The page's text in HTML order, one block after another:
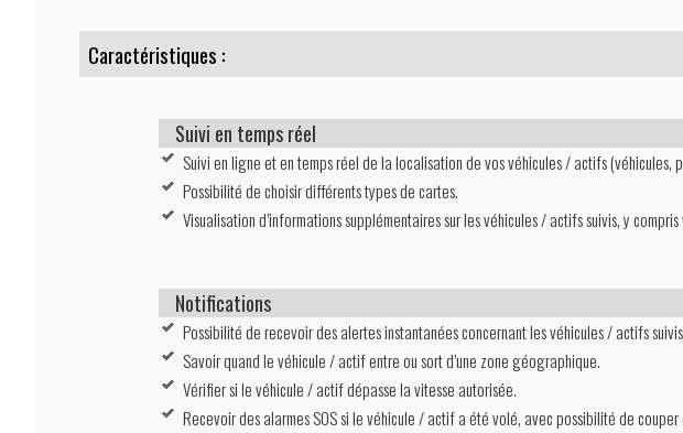
Caractéristiques :
Suivi en temps réel
Suivi en ligne et en temps réel de la localisation de vos véhicules / actifs (véhicules,
Possibilité de choisir différents types de cartes.
Visualisation d’informations supplémentaires sur les véhicules / actifs suivis, y
Notifications
Possibilité de recevoir des alertes instantanées concernant les véhicules / actifs
Savoir quand le véhicule / actif entre ou sort d’une zone géographique.
Vérifier si le véhicule / actif dépasse la vitesse autorisée.
Recevoir des alarmes SOS si le véhicule / actif a été volé, avec possibilité de